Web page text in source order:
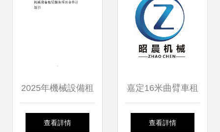
2025年機械設備租
賃服務項目合作計
查看詳情
嘉定16米曲臂車租
賃與弱電安裝 上海
查看詳情